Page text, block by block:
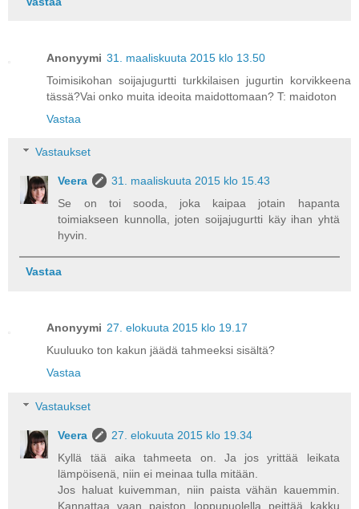
Anonyymi 31. maaliskuuta 2015 klo 13.50
Toimisikohan soijajugurtti turkkilaisen jugurtin korvikkeena
tässä?Vai onko muita ideoita maidottomaan? T: maidoton
Vastaa
Vastaukset
Veera
31. maaliskuuta 2015 klo 15.43
Se on toi sooda, joka kaipaa jotain hapanta
toimiakseen kunnolla, joten soijajugurtti käy ihan yhtä
hyvin.
Vastaa
Anonyymi 27. elokuuta 2015 klo 19.17
Kuuluuko ton kakun jäädä tahmeeksi sisältä?
Vastaa
Vastaukset
Veera
27. elokuuta 2015 klo 19.34
Kyllä tää aika tahmeeta on. Ja jos yrittää leikata
lämpöisenä, niin ei meinaa tulla mitään.
Jos haluat kuivemman, niin paista vähän kauemmin.
Kannattaa vaan paiston loppupuolella peittää kakku